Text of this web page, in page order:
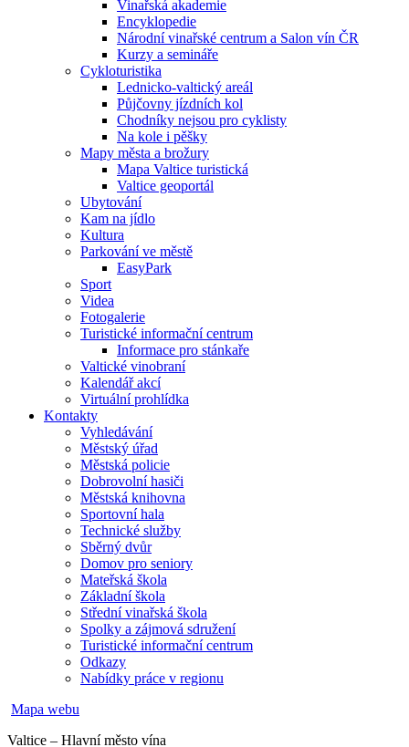
Vinařská akademie
Encyklopedie
Národní vinařské centrum a Salon vín ČR
Kurzy a semináře
Cykloturistika
Lednicko-valtický areál
Půjčovny jízdních kol
Chodníky nejsou pro cyklisty
Na kole i pěšky
Mapy města a brožury
Mapa Valtice turistická
Valtice geoportál
Ubytování
Kam na jídlo
Kultura
Parkování ve městě
EasyPark
Sport
Videa
Fotogalerie
Turistické informační centrum
Informace pro stánkaře
Valtické vinobraní
Kalendář akcí
Virtuální prohlídka
Kontakty
Vyhledávání
Městský úřad
Městská policie
Dobrovolní hasiči
Městská knihovna
Sportovní hala
Technické služby
Sběrný dvůr
Domov pro seniory
Mateřská škola
Základní škola
Střední vinařská škola
Spolky a zájmová sdružení
Turistické informační centrum
Odkazy
Nabídky práce v regionu
Mapa webu
Valtice – Hlavní město vína